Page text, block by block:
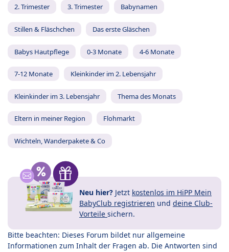
2. Trimester 3. Trimester Babynamen
Stillen & Fläschchen Das erste Gläschen
Babys Hautpflege 0-3 Monate 4-6 Monate
7-12 Monate Kleinkinder im 2. Lebensjahr
Kleinkinder im 3. Lebensjahr Thema des Monats
Eltern in meiner Region Flohmarkt
Wichteln, Wanderpakete & Co
Neu hier? Jetzt kostenlos im HiPP Mein
BabyClub registrieren und deine Club-
Vorteile sichern.
Bitte beachten: Dieses Forum bildet nur allgemeine
Informationen zum Inhalt der Fragen ab. Die Antworten sind